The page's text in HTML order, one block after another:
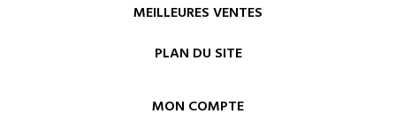
MEILLEURES VENTES
PLAN DU SITE
MON COMPTE